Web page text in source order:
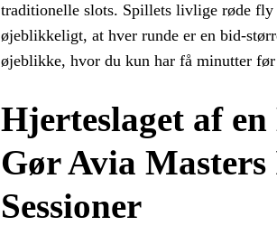
traditionelle slots. Spillets livlige røde fly
øjeblikkeligt, at hver runde er en
øjeblikke, hvor du kun har få minutter
Hjerteslaget af
Gør Avia
Sessioner